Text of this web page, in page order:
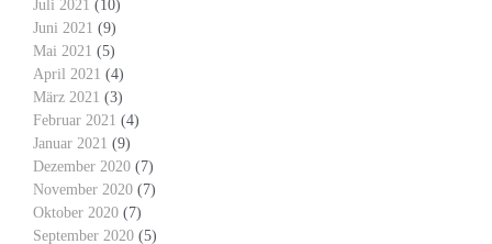
Juli 2021 (10)
Juni 2021 (9)
Mai 2021 (5)
April 2021 (4)
März 2021 (3)
Februar 2021 (4)
Januar 2021 (9)
Dezember 2020 (7)
November 2020 (7)
Oktober 2020 (7)
September 2020 (5)